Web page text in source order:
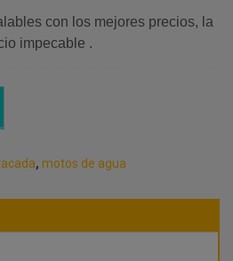
con los mejores precios, la
impecable .
, motos de agua